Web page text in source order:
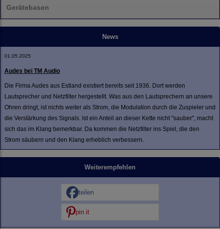
Gerätebasen
News
01.05.2025
Audes bei TM Audio
Die Firma Audes aus Estland existiert bereits seit 1936. Dort werden
Lautsprecher und Netzfilter hergestellt. Was aus den Lautsprechern an unsere
Ohren dringt, ist nichts weiter als Strom, die Modulation durch die Zuspieler und
die Verstärkung des Signals. Ist ein Anteil an dieser Kette nicht "sauber", macht
sich das im Klang bemerkbar. Da kommen die Netzfilter ins Spiel, die den
Strom säubern und den Klang erheblich verbessern.
Weiterempfehlen
teilen
pin it